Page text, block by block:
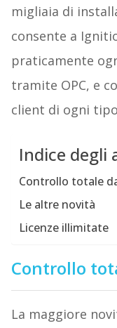
migliaia di
consente a
praticamente
tramite OPC, e
client di ogni
Indice degli
Controllo totale
Le altre novità
Licenze illimitate
Controllo
La maggiore